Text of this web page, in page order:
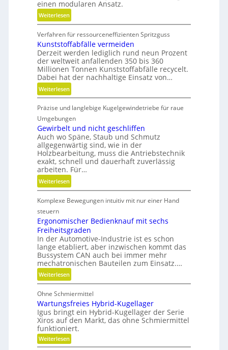
einen modularen Ansatz.
Weiterlesen:
M
o
d
u
l
r
e
r
m
a
t
u
r
e
n
t
e
h
n
i
k
Verfahren für ressourceneffizienten Spritzguss
Kunststoffabfälle vermeiden
Derzeit werden lediglich rund neun Prozent
der weltweit anfallenden 350 bis 360
Millionen Tonnen Kunststoffabfälle recycelt.
Dabei hat der nachhaltige Einsatz von…
Weiterlesen:
K
u
n
s
t
s
t
o
f
f
b
ä
l
l
e
v
e
r
m
e
i
d
e
n
Präzise und langlebige Kugelgewindetriebe für raue
Umgebungen
Gewirbelt und nicht geschliffen
Auch wo Späne, Staub und Schmutz
allgegenwärtig sind, wie in der
Holzbearbeitung, muss die Antriebstechnik
exakt, schnell und dauerhaft zuverlässig
arbeiten. Für…
Weiterlesen:
G
e
i
r
b
e
l
t
u
d
n
i
c
h
t
Komplexe Bewegungen intuitiv mit nur einer Hand
steuern
Ergonomischer Bedienknauf mit sechs
Freiheitsgraden
In der Automotive-Industrie ist es schon
lange etabliert, aber inzwischen kommt das
Bussystem CAN auch bei immer mehr
mechatronischen Bauteilen zum Einsatz.…
Weiterlesen:
E
r
g
o
n
o
m
Ohne Schmiermittel
Wartungsfreies Hybrid-Kugellager
Igus bringt ein Hybrid-Kugellager der Serie
Xiros auf den Markt, das ohne Schmiermittel
funktioniert.
Weiterlesen:
W